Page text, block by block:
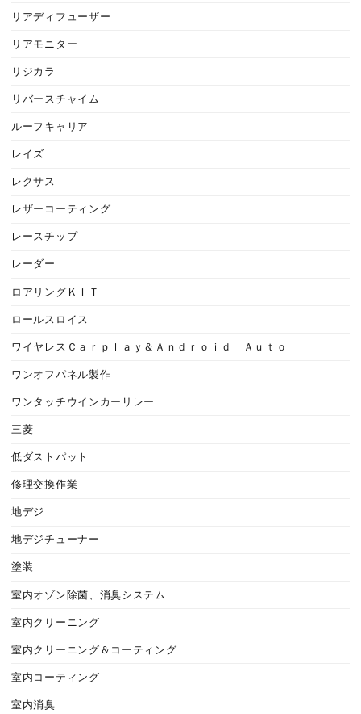
リアディフューザー
リアモニター
リジカラ
リバースチャイム
ルーフキャリア
レイズ
レクサス
レザーコーティング
レースチップ
レーダー
ロアリングＫＩＴ
ロールスロイス
ワイヤレスＣａｒｐｌａｙ＆Ａｎｄｒｏｉｄ Ａｕｔｏ
ワンオフパネル製作
ワンタッチウインカーリレー
三菱
低ダストパット
修理交換作業
地デジ
地デジチューナー
塗装
室内オゾン除菌、消臭システム
室内クリーニング
室内クリーニング＆コーティング
室内コーティング
室内消臭